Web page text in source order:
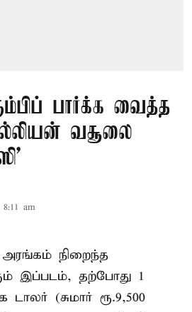
பார்க்க வைத்த
வசூலை
am
நிறைந்த
இப்படம், தற்போது 1
(சுமார் ரூ.9,500